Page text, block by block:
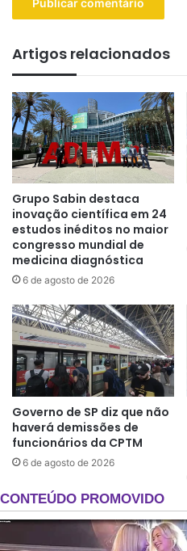
Artigos relacionados
Grupo Sabin destaca
inovação científica em 24
estudos inéditos no maior
congresso mundial de
medicina diagnóstica
6 de agosto de 2026
Governo de SP diz que não
haverá demissões de
funcionários da CPTM
6 de agosto de 2026